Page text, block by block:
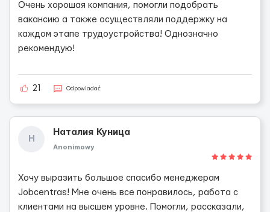
Очень хорошая компания, помогли подобрать
вакансию а также осуществляли поддержку на
каждом этапе трудоустройства! Однозначно
рекомендую!
21 Odpowiadać
Н
Наталия Куница
Anonimowy
Хочу выразить большое спасибо менеджерам
Jobcentras! Мне очень все понравилось, работа с
клиентами на высшем уровне. Помогли, рассказали,